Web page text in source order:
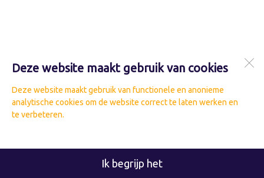
Deze website maakt gebruik van cookies
Deze website maakt gebruik van functionele en anonieme
analytische cookies om de website correct te laten werken en
te verbeteren.
Ik begrijp het